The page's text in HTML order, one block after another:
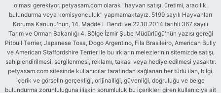
olması gerekiyor. petyasam.com olarak "hayvan satışı, üretimi, aracılık,
bulundurma veya komisyonculuk" yapmamaktayız. 5199 sayılı Hayvanları
Koruma Kanunu'nun, 14. Madde L Bendi ve 22.10.2014 tarihli 367 sayılı
Tarım ve Orman Bakanlığı 4. Bölge İzmir Şube Müdürlüğü'nün yazısı gereği
Pitbull Terrier, Japanese Tosa, Dogo Argentino, Fila Brasileiro, American Bully
ve American Staffordshire Terrier ile bu ırkların melezlerinin sitemizde satışı,
sahiplendirilmesi, sergilenmesi, reklamı, takası veya hediye edilmesi yasaktır.
petyasam.com sitesinde kullanıcılar tarafından sağlanan her türlü ilan, bilgi,
içerik ve görselin gerçekliği, orijinalliği, güvenliği, doğruluğu ve belge
bulundurma zorunluluğuna ilişkin sorumluluk bu içerikleri giren kullanıcıya ait